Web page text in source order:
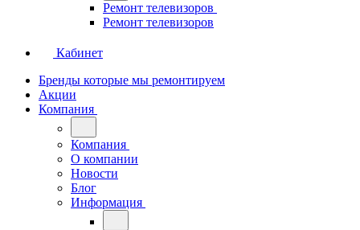
Ремонт телевизоров
Ремонт телевизоров
Кабинет
Бренды которые мы ремонтируем
Акции
Компания
Компания
О компании
Новости
Блог
Информация